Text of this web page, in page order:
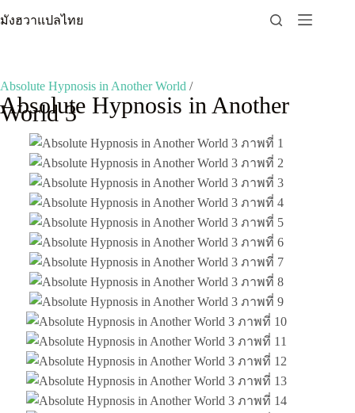
to
มังฮวาแปลไทย
Absolute Hypnosis in Another World /
Absolute Hypnosis in Another
World 3